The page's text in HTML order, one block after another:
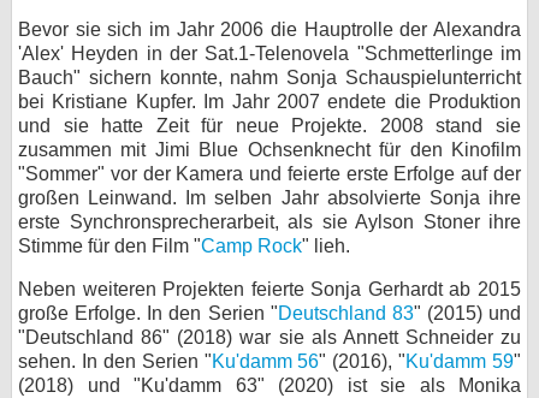
Bevor sie sich im Jahr 2006 die Hauptrolle der Alexandra
'Alex' Heyden in der Sat.1-Telenovela "Schmetterlinge im
Bauch" sichern konnte, nahm Sonja Schauspielunterricht
bei Kristiane Kupfer. Im Jahr 2007 endete die Produktion
und sie hatte Zeit für neue Projekte. 2008 stand sie
zusammen mit Jimi Blue Ochsenknecht für den Kinofilm
"Sommer" vor der Kamera und feierte erste Erfolge auf der
großen Leinwand. Im selben Jahr absolvierte Sonja ihre
erste Synchronsprecherarbeit, als sie Aylson Stoner ihre
Stimme für den Film "Camp Rock" lieh.
Neben weiteren Projekten feierte Sonja Gerhardt ab 2015
große Erfolge. In den Serien "Deutschland 83" (2015) und
"Deutschland 86" (2018) war sie als Annett Schneider zu
sehen. In den Serien "Ku'damm 56" (2016), "Ku'damm 59"
(2018) und "Ku'damm 63" (2020) ist sie als Monika
Forum
bei X
bei Facebook
Kontakt
Datenschutz
Cookie-Einstellungen